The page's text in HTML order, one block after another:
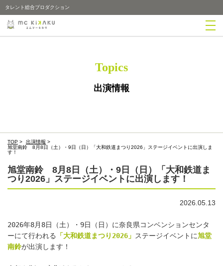
タレント総合プロダクション
Topics
出演情報
TOP > 出演情報 >
旭堂南鈴 8月8日（土）・9日（日）「大和鉄道まつり2026」ステージイベントに出演しま
す！
旭堂南鈴 8月8日（土）・9日（日）「大和鉄道ま
つり2026」ステージイベントに出演します！
2026.05.13
2026年8月8日（土）・9日（日）に奈良県コンベンションセンタ
ーにて行われる
「大和鉄道まつり2026」 ステージイベントに旭堂
南鈴が出演します！